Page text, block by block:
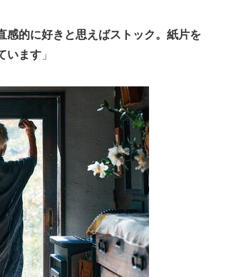
感的に好きと思えばストック。紙片を
います 」